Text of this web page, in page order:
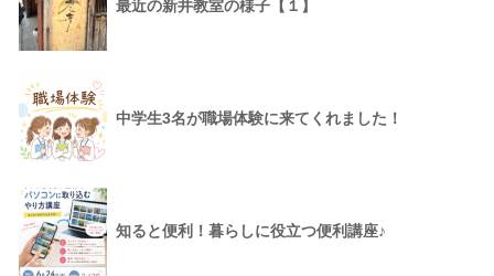
最近の新井教室の様子【１】
中学生3名が職場体験に来てくれました！
知ると便利！暮らしに役立つ便利講座♪